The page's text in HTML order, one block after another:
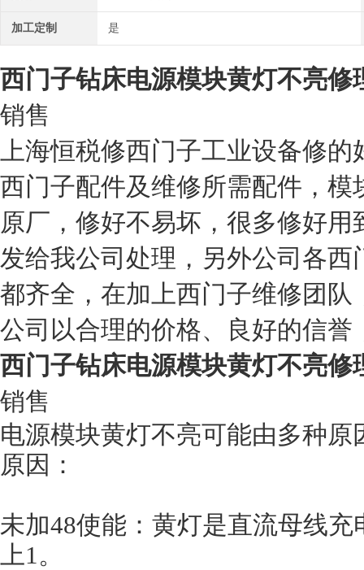
加工定制 是
西门子钻床电源模块黄灯不亮修
销售
上海恒税修西门子工业设备修
西门子配件及维修所需配件，
原厂，修好不易坏，很多修好
发给我公司处理，另外公司各
都齐全，在加上西门子维修团
公司以合理的价格、良好的信誉
西门子钻床电源模块黄灯不亮修
销售
电源模块黄灯不亮可能由多种
原因：
未加48使能：黄灯是直流母线
上1。